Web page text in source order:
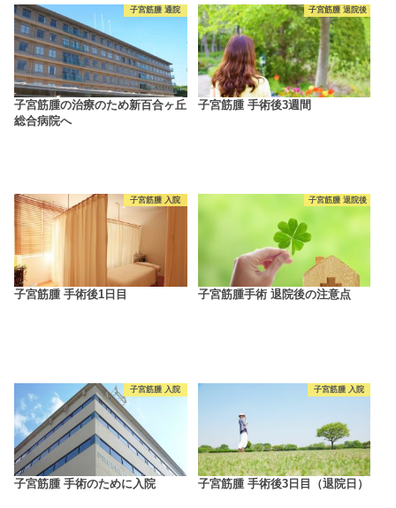
子宮筋腫 通院
子宮筋腫の治療のため新百合ヶ丘
総合病院へ
子宮筋腫 退院後
子宮筋腫 手術後3週間
子宮筋腫 入院
子宮筋腫 手術後1日目
子宮筋腫 退院後
子宮筋腫手術 退院後の注意点
子宮筋腫 入院
子宮筋腫 手術のために入院
子宮筋腫 入院
子宮筋腫 手術後3日目（退院日）